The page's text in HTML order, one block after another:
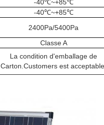
-40℃~+85℃
-40℃~+85℃
2400Pa/5400Pa
Classe A
La condition d'emballage de
Carton.Customers est